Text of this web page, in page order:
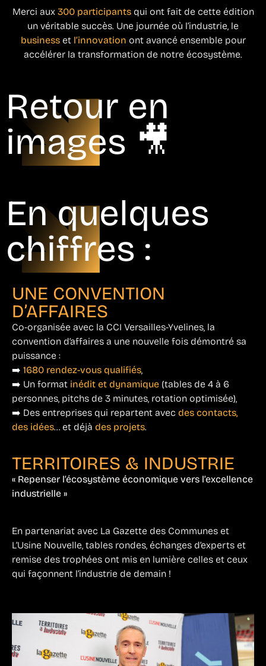
Merci aux 300 participantsqui ont fait de cette édition
un véritable succès. Une journée où l’industrie, le
businesset l’innovation ont avancé ensemble pour
accélérer la transformation de notre écosystème.
Retour en
images 🎥
En quelques
chiffres :
UNE CONVENTION
D’AFFAIRES
Co-organisée avec la CCI Versailles-Yvelines, la
convention d’affaires a une nouvelle fois démontré sa
puissance :
➡️ 1680 rendez-vous qualifiés,
➡️ Un format inédit et dynamique (tables de 4 à 6
personnes, pitchs de 3 minutes, rotation optimisée),
➡️ Des entreprises qui repartent avec des contacts,
des idées… et déjà des projets.
TERRITOIRES & INDUSTRIE
« Repenser l’écosystème économique vers l’excellence
industrielle »
En partenariat avec La Gazette des Communes et
L’Usine Nouvelle, tables rondes, échanges d’experts et
remise des trophées ont mis en lumière celles et ceux
qui façonnent l’industrie de demain !